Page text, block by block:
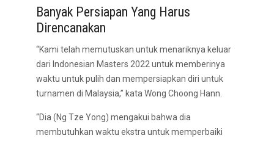
Banyak Persiapan Yang Harus
Direncanakan
“Kami telah memutuskan untuk menariknya keluar
dari Indonesian Masters 2022 untuk memberinya
waktu untuk pulih dan mempersiapkan diri untuk
turnamen di Malaysia,” kata Wong Choong Hann.
“Dia (Ng Tze Yong) mengakui bahwa dia
membutuhkan waktu ekstra untuk memperbaiki